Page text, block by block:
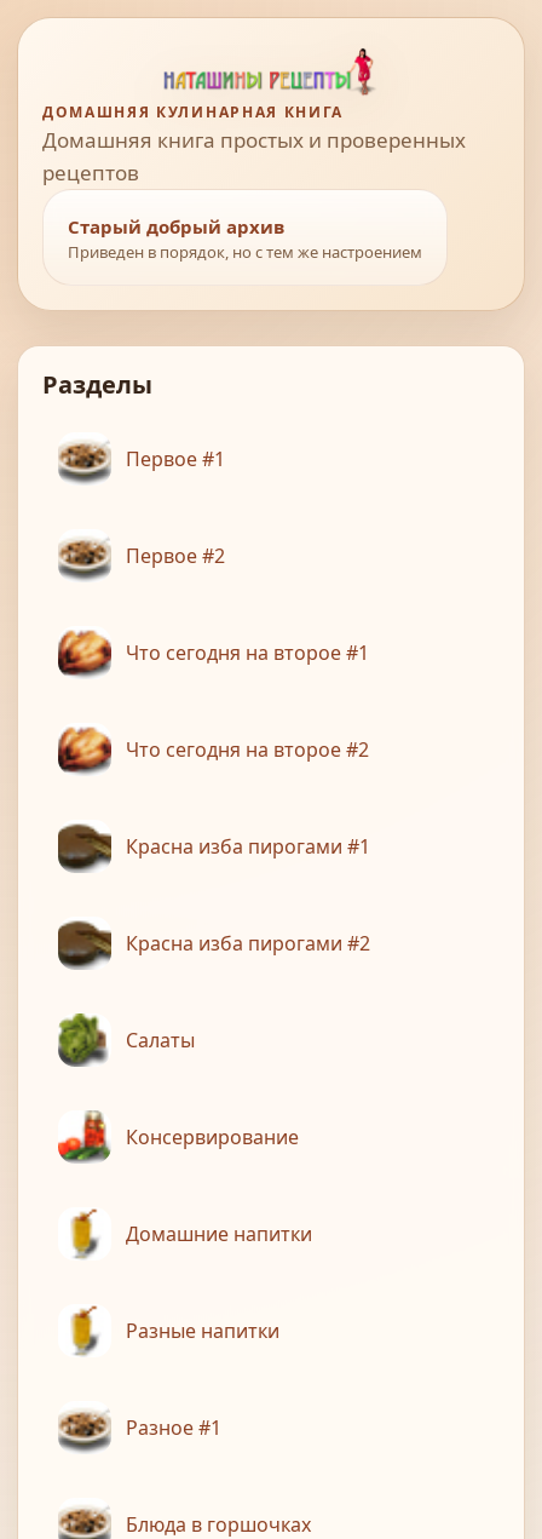
ДОМАШНЯЯ КУЛИНАРНАЯ КНИГА
Домашняя книга простых и проверенных
рецептов
Старый добрый архив
Приведен в порядок, но с тем же настроением
Разделы
Первое #1
Первое #2
Что сегодня на второе #1
Что сегодня на второе #2
Красна изба пирогами #1
Красна изба пирогами #2
Салаты
Консервирование
Домашние напитки
Разные напитки
Разное #1
Блюда в горшочках